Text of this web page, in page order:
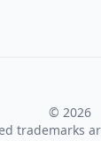
© 2026
trademarks